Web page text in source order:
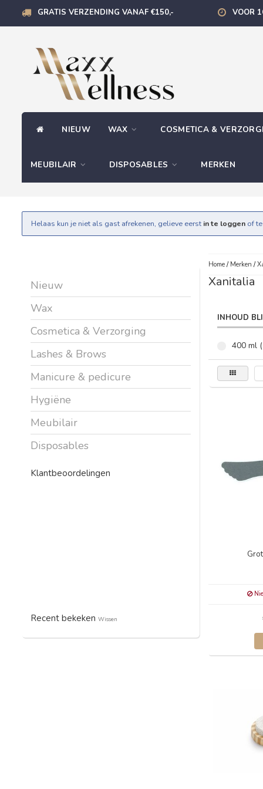
GRATIS VERZENDING VANAF €150,- VOOR
NIEUW WAX COSMETICA &
MEUBILAIR DISPOSABLES MERKEN
Helaas kun je niet als gast afrekenen, gelieve eerst in te loggen of
Nieuw
Wax
Cosmetica & Verzorging
Lashes & Brows
Manicure & pedicure
Hygiëne
Meubilair
Disposables
Klantbeoordelingen
Recent bekeken Wissen
Home/ Merken /
Xanitalia
INHOUD
400 ml